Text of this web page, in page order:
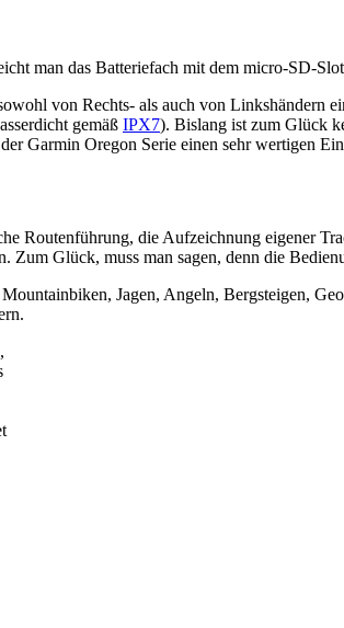
man das Batteriefach mit dem micro-SD-
von Rechts- als auch von
gemäß IPX7). Bislang ist zum Glück
Garmin Oregon Serie einen sehr wertigen
Routenführung, die Aufzeichnung eigener
Glück, muss man sagen, denn die
Jagen, Angeln, Bergsteigen,